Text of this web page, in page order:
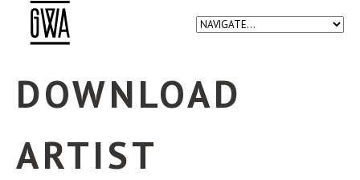
DOWNLOAD
ARTIST